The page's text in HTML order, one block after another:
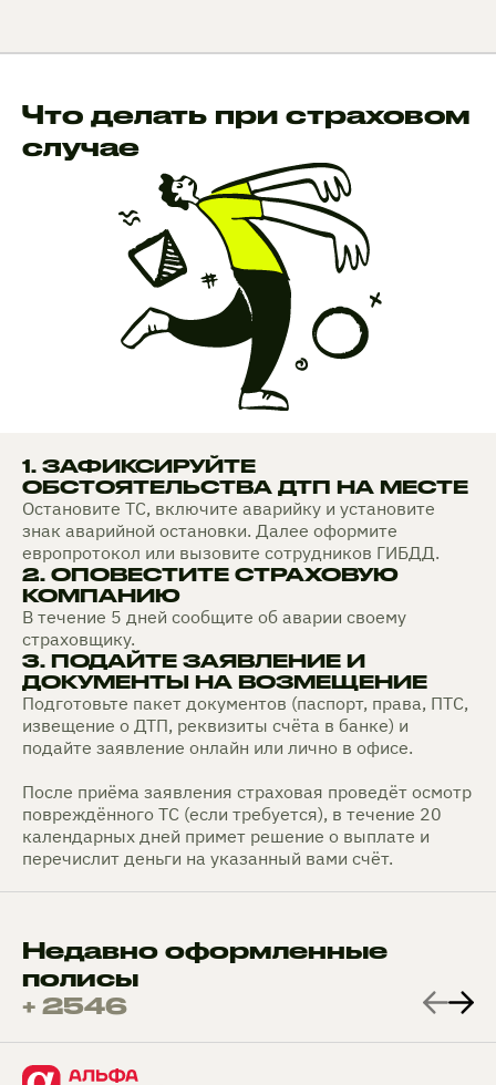
Что делать при страховом
случае
1. ЗАФИКСИРУЙТЕ
ОБСТОЯТЕЛЬСТВА ДТП НА МЕСТЕ
Остановите ТС, включите аварийку и установите
знак аварийной остановки. Далее оформите
европротокол или вызовите сотрудников ГИБДД.
2. ОПОВЕСТИТЕ СТРАХОВУЮ
КОМПАНИЮ
В течение 5 дней сообщите об аварии своему
страховщику.
3. ПОДАЙТЕ ЗАЯВЛЕНИЕ И
ДОКУМЕНТЫ НА ВОЗМЕЩЕНИЕ
Подготовьте пакет документов (паспорт, права, ПТС,
извещение о ДТП, реквизиты счёта в банке) и
подайте заявление онлайн или лично в офисе.
После приёма заявления страховая проведёт осмотр
повреждённого ТС (если требуется), в течение 20
календарных дней примет решение о выплате и
перечислит деньги на указанный вами счёт.
Недавно оформленные
полисы
+ 2546